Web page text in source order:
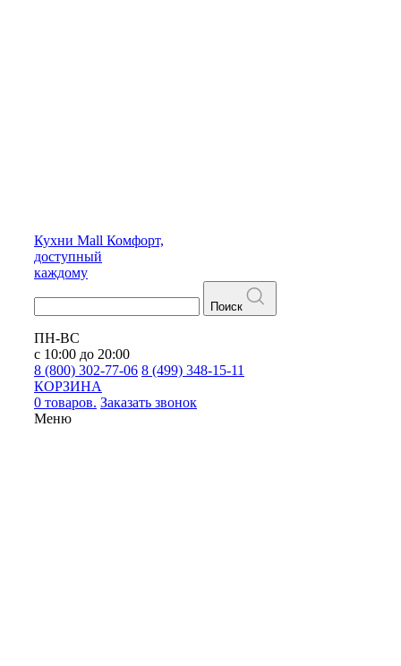
Кухни Mall Комфорт,
доступный
каждому
Поиск
ПН-ВС
с 10:00 до 20:00
8 (800) 302-77-06 8 (499) 348-15-11
КОРЗИНА
0 товаров. Заказать звонок
Меню